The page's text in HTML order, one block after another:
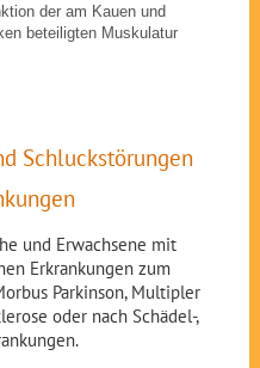
der am Kauen und
beteiligten Muskulatur
Schluckstörungen
und Erwachsene mit
Erkrankungen zum
Parkinson, Multipler
oder nach Schädel-,